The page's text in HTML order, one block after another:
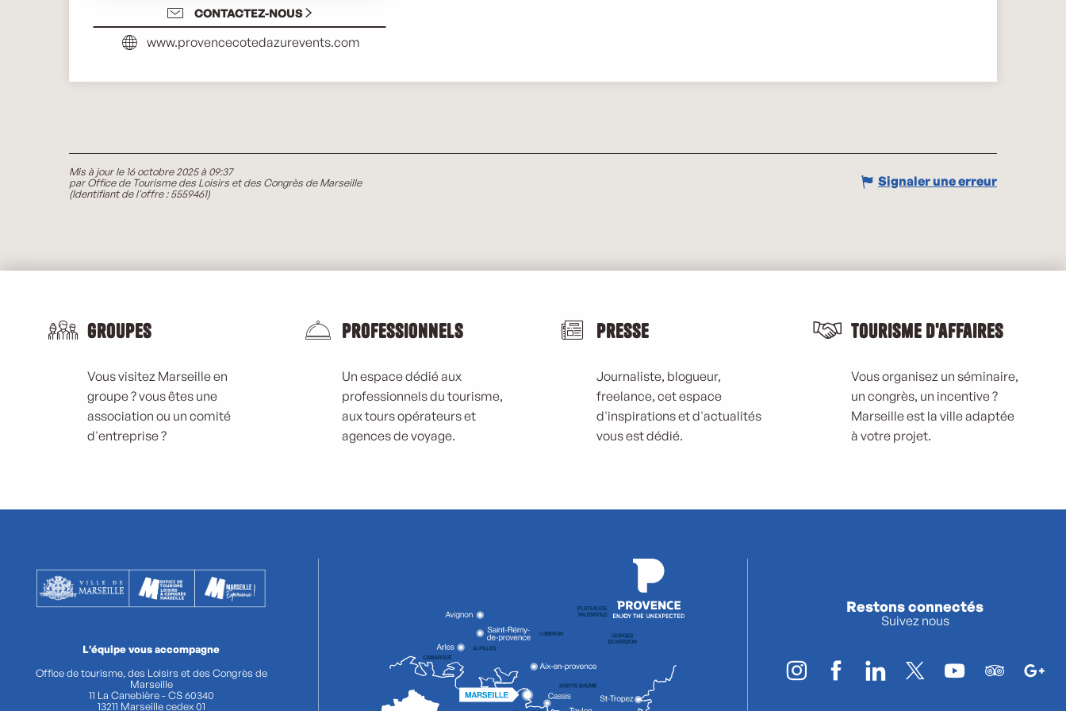
CONTACTEZ-NOUS
www.provencecotedazurevents.com
Mis à jour le 16 octobre 2025 à 09:37
par Office de Tourisme des Loisirs et des Congrès de Marseille
(Identifiant de l'offre :5559461)
Signaler une erreur
Groupes
Vous visitez Marseille en
groupe ? vous êtes une
association ou un comité
d'entreprise ?
Professionnels
Un espace dédié aux
professionnels du tourisme,
aux tours opérateurs et
agences de voyage.
Presse
Journaliste, blogueur,
freelance, cet espace
d'inspirations et d'actualités
vous est dédié.
Tourisme d'affaires
Vous organisez un séminaire,
un congrès, un incentive ?
Marseille est la ville adaptée
à votre projet.
L'équipe vous accompagne
Office de tourisme, des Loisirs et des Congrès de
Marseille
11 La Canebière - CS 60340
13211 Marseille cedex 01
Restons connectés
Suivez nous